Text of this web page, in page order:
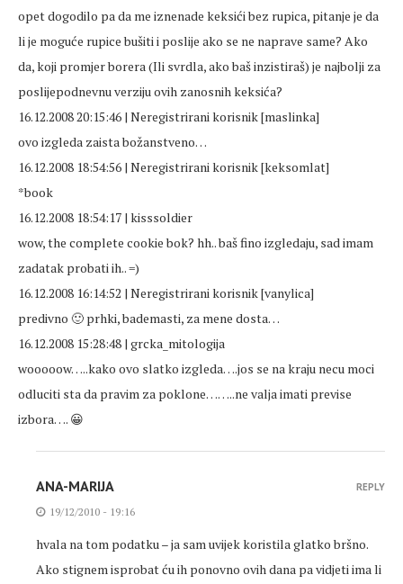
opet dogodilo pa da me iznenade keksići bez rupica, pitanje je da
li je moguće rupice bušiti i poslije ako se ne naprave same? Ako
da, koji promjer borera (Ili svrdla, ako baš inzistiraš) je najbolji za
poslijepodnevnu verziju ovih zanosnih keksića?
16.12.2008 20:15:46 | Neregistrirani korisnik [maslinka]
ovo izgleda zaista božanstveno…
16.12.2008 18:54:56 | Neregistrirani korisnik [keksomlat]
*book
16.12.2008 18:54:17 | kisssoldier
wow, the complete cookie bok? hh.. baš fino izgledaju, sad imam
zadatak probati ih.. =)
16.12.2008 16:14:52 | Neregistrirani korisnik [vanylica]
predivno 🙂 prhki, bademasti, za mene dosta…
16.12.2008 15:28:48 | grcka_mitologija
wooooow…..kako ovo slatko izgleda….jos se na kraju necu moci
odluciti sta da pravim za poklone……..ne valja imati previse
izbora…. 😀
ANA-MARIJA
19/12/2010 - 19:16
hvala na tom podatku – ja sam uvijek koristila glatko bršno.
Ako stignem isprobat ću ih ponovno ovih dana pa vidjeti ima li
REPLY